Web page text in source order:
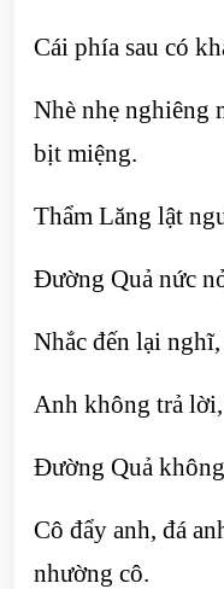
Cái phía sau có
Nhè nhẹ nghiêng
bịt miệng.
Thẩm Lăng lật
Đường Quả nức
Nhắc đến lại
Anh không trả
Đường Quả
Cô đẩy anh, đá
nhường cô.